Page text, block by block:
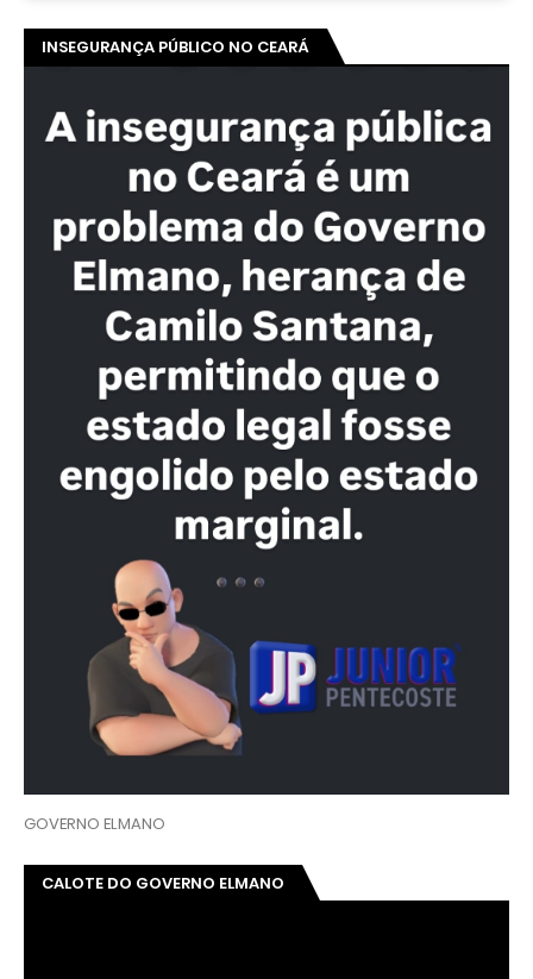
INSEGURANÇA PÚBLICO NO CEARÁ
GOVERNO ELMANO
CALOTE DO GOVERNO ELMANO